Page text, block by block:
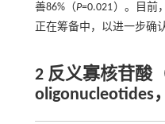
善86%（P=0.021）。目前
正在筹备中，以进一步确
2 反义寡核苷酸
oligonucleotides